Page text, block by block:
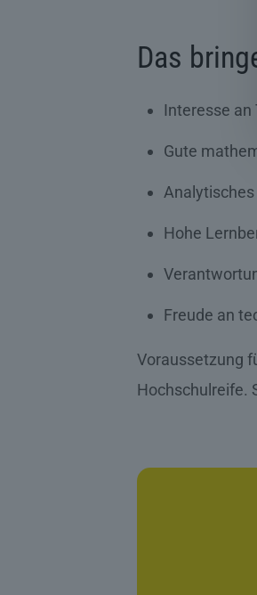
Das
Interesse an
Gute
Hohe
Freude an
Voraussetzung
Hochschulreife.